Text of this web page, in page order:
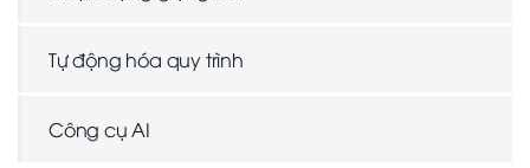
Tự động hóa quy trình
Công cụ AI